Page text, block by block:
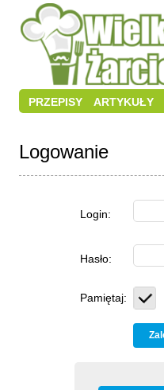
PRZEPISY ARTYKUŁY
Logowanie
Login:
Hasło:
Pamiętaj: